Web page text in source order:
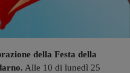
della Festa della
Alle 10 di lunedì 25